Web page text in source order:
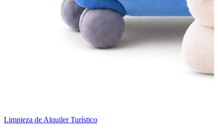
Limpieza de Alquiler Turístico